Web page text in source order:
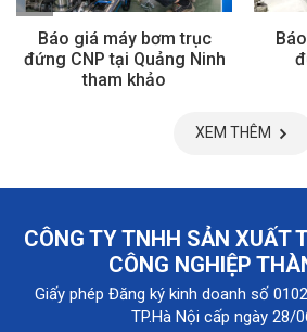
Báo giá máy bơm trục
đứng CNP tại Quảng Ninh
tham khảo
XEM THÊM
CÔNG TY TNHH SẢN XUẤT
CÔNG NGHIỆP
Giấy phép Đăng ký kinh doanh số
TP.Hà Nội cấp ngày 28/